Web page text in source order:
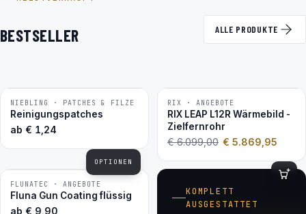
BESTSELLER ALLE PRODUKTE
BESTSELLER
NIEBLING · PATCHES & FILZE
Reinigungspatches
ab € 1,24
OPTIONEN
−4 %
RIX · ANGEBOTE
RIX LEAP L12R Wärmebild -
Zielfernrohr
€6.099,00 € 5.869,95
BESTSELLER
FLUNATEC · ANGEBOTE
Fluna Gun Coating flüssig
ab € 9,90
KOMPLETT
AUSGESTATTET